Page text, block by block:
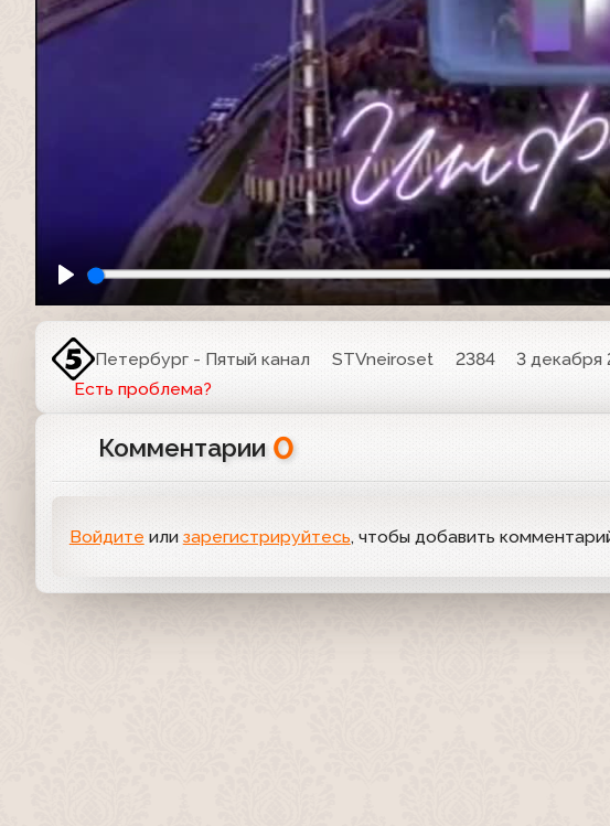
Петербург - Пятый канал STVneiroset 2384 3 декабря
Есть проблема?
Комментарии 0
Войдите или зарегистрируйтесь, чтобы добавить